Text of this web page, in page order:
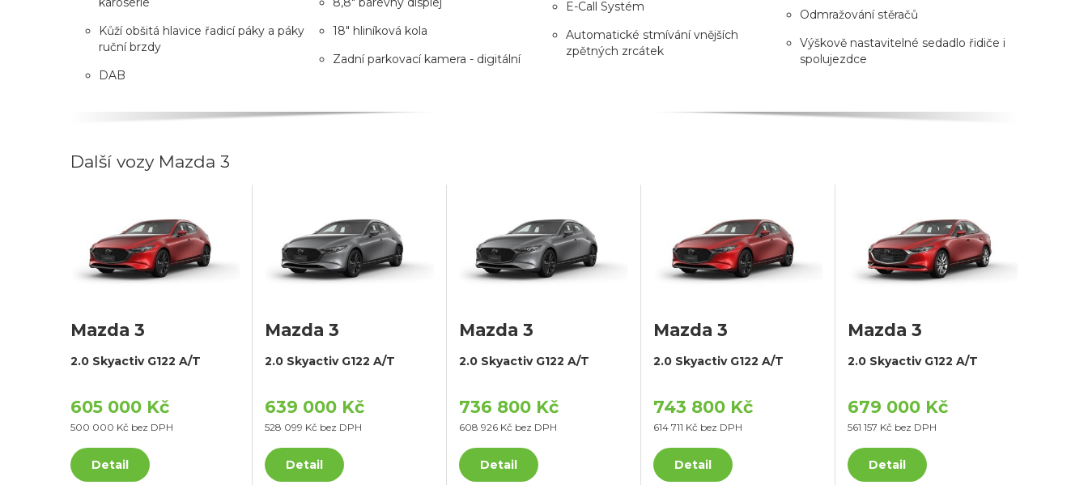
Kůží obšitá hlavice řadicí páky a páky
ruční brzdy
DAB
18" hliníková kola
Zadní parkovací kamera - digitální
E-Call Systém
Automatické stmívání vnějších
zpětných zrcátek
Odmražování stěračů
Výškově nastavitelné sedadlo řidiče i
spolujezdce
Další vozy Mazda 3
Mazda 3
2.0 Skyactiv G122 A/T
605 000 Kč
500 000 Kč bez DPH
Detail
Mazda 3
2.0 Skyactiv G122 A/T
639 000 Kč
528 099 Kč bez DPH
Detail
Mazda 3
2.0 Skyactiv G122 A/T
736 800 Kč
608 926 Kč bez DPH
Detail
Mazda 3
2.0 Skyactiv G122 A/T
743 800 Kč
614 711 Kč bez DPH
Detail
Mazda 3
2.0 Skyactiv G122 A/T
679 000 Kč
561 157 Kč bez DPH
Detail